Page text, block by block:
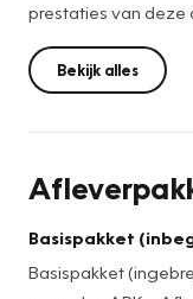
prestaties van deze
extraatjes vallen
elektrisch
dagen? Niet met
LED-achterlichten
Pas de interface
mogelijk door het
Bekijk alles
Basispakket
Basispakket